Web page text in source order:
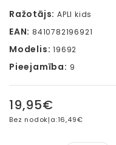
Ražotājs: APLI kids
EAN: 8410782196921
Modelis: 19692
Pieejamība: 9
19,95€
Bez nodokļa:16,49€